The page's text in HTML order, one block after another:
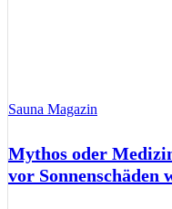
Sauna Magazin
Mythos oder
vor Sonnenschäden